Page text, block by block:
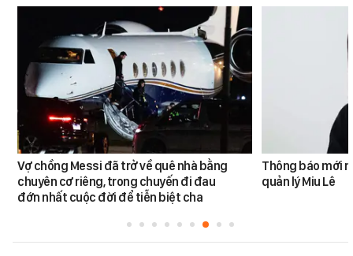
Vợ chồng Messi đã trở về quê nhà bằng
chuyên cơ riêng, trong chuyến đi đau
đớn nhất cuộc đời để tiễn biệt cha
Thông báo mới
quản lý Miu Lê